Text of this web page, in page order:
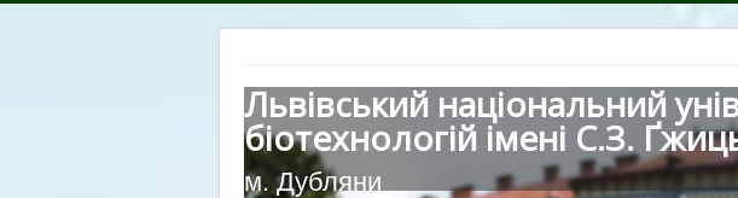
Львівський національний
біотехнологій імені С.З.
м. Дубляни